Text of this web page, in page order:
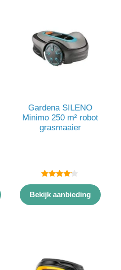
Gardena SILENO
Minimo 250 m² robot
grasmaaier
4.00
van 5
Bekijk aanbieding